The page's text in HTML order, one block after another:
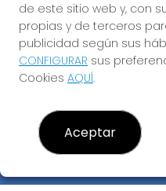
CONTACTO
ADMINISTRACION DE
OFICIAL: 21300
956073495
Callejones Cardoso nº12
Cádiz, 11002
de este sitio web y, con
propias y de terceros
publicidad según sus
CONFIGURAR sus
Cookies AQUÍ.
Aceptar